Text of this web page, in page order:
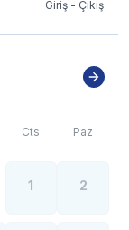
Giriş - Çıkış
Cts Paz
1 2